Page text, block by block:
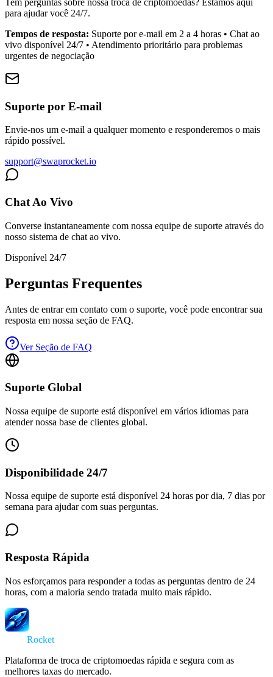
para ajudar você 24/7.
Tempos de resposta: Suporte por e-mail em 2 a 4 horas • Chat ao
vivo disponível 24/7 • Atendimento prioritário para problemas
urgentes de negociação
Suporte por E-mail
Envie-nos um e-mail a qualquer momento e responderemos o mais
rápido possível.
support@swaprocket.io
Chat Ao Vivo
Converse instantaneamente com nossa equipe de suporte através do
nosso sistema de chat ao vivo.
Disponível 24/7
Perguntas Frequentes
Antes de entrar em contato com o suporte, você pode encontrar sua
resposta em nossa seção de FAQ.
Ver Seção de FAQ
Suporte Global
Nossa equipe de suporte está disponível em vários idiomas para
atender nossa base de clientes global.
Disponibilidade 24/7
Nossa equipe de suporte está disponível 24 horas por dia, 7 dias por
semana para ajudar com suas perguntas.
Resposta Rápida
Nos esforçamos para responder a todas as perguntas dentro de 24
horas, com a maioria sendo tratada muito mais rápido.
Rocket
Plataforma de troca de criptomoedas rápida e segura com as
melhores taxas do mercado.